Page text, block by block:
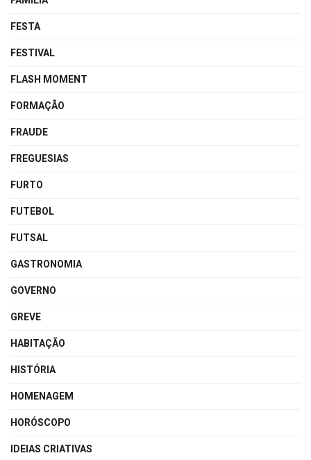
FESTA
FESTIVAL
FLASH MOMENT
FORMAÇÃO
FRAUDE
FREGUESIAS
FURTO
FUTEBOL
FUTSAL
GASTRONOMIA
GOVERNO
GREVE
HABITAÇÃO
HISTÓRIA
HOMENAGEM
HORÓSCOPO
IDEIAS CRIATIVAS